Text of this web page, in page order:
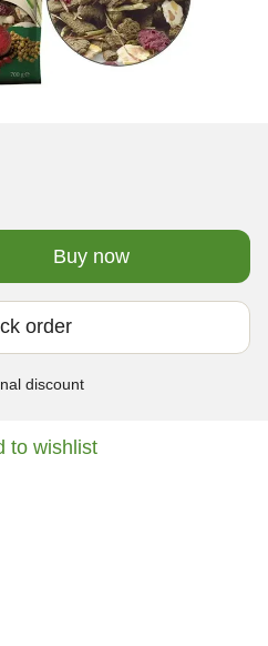
Buy now
order
discount
to wishlist